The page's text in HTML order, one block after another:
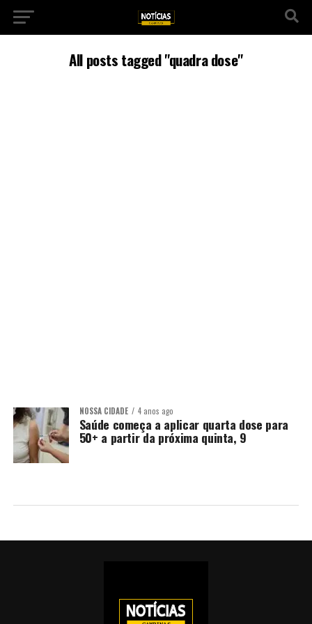
All posts tagged "quadra dose"
NOSSA CIDADE 4 anos ago
Saúde começa a aplicar quarta dose para
50+ a partir da próxima quinta, 9